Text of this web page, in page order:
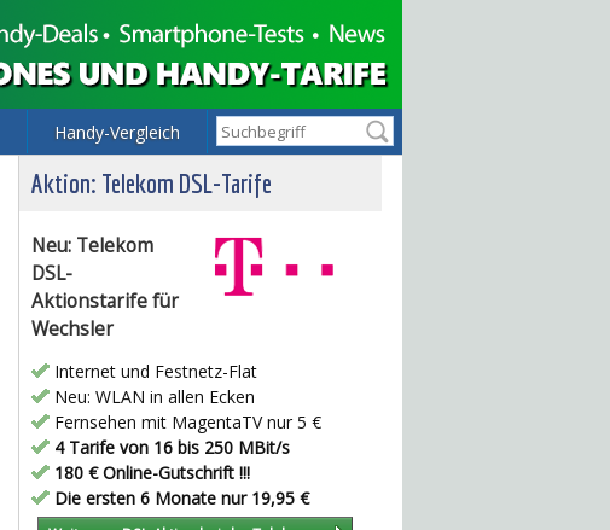
Handy-Vergleich
Aktion: Telekom DSL-Tarife
Neu: Telekom
DSL-
Aktionstarife für
Wechsler
Internet und Festnetz-Flat
Neu: WLAN in allen Ecken
Fernsehen mit MagentaTV nur 5 €
4 Tarife von 16 bis 250 MBit/s
180 € Online-Gutschrift !!!
Die ersten 6 Monate nur 19,95 €